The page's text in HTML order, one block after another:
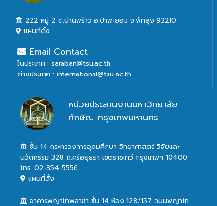
222 หมู่ 2 ต.บ้านพร้าว อ.ป่าพะยอม จ.พัทลุง 93210
แผนที่ตั้ง
Email Contact
ในประเทศ : saraban@tsu.ac.th
ต่างประเทศ : international@tsu.ac.th
หน่วยประสานงานมหาวิทยาลัย
ทักษิณ กรุงเทพมหานคร
ชั้น 14 กระทรวงการอุดมศึกษา วิทยาศาสตร์ วิจัยและ
นวัตกรรม 328 ถ.ศรีอยุธยา เขตราชเทวี กรุงเทพฯ 10400
โทร. 02-354-5556
แผนที่ตั้ง
อาคารพญาไทพลาซ่า ชั้น 14 ห้อง 128/157 ถนนพญาไท